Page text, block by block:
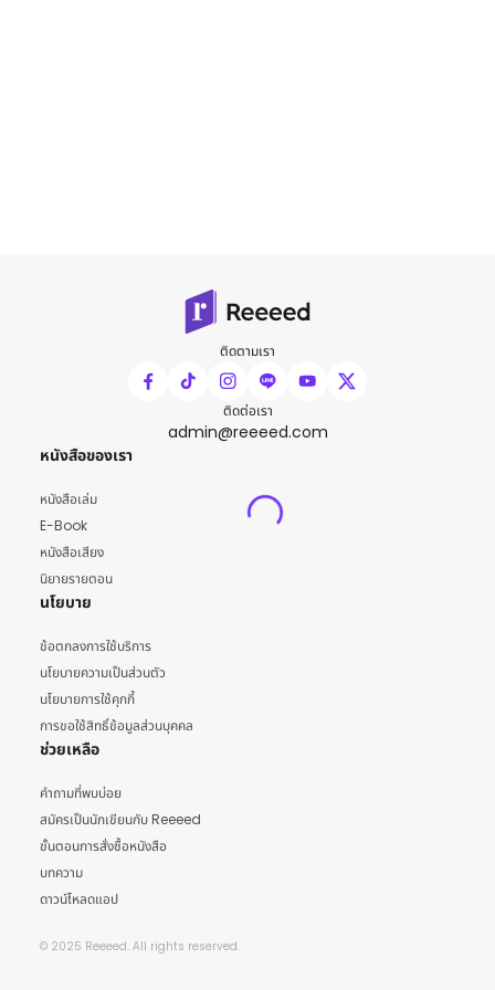
ติดตามเรา
ติดต่อเรา
admin@reeeed.com
หนังสือของเรา
หนังสือเล่ม
E-Book
หนังสือเสียง
นิยายรายตอน
นโยบาย
ข้อตกลงการใช้บริการ
นโยบายความเป็นส่วนตัว
นโยบายการใช้คุกกี้
การขอใช้สิทธิ์ข้อมูลส่วนบุคคล
ช่วยเหลือ
คำถามที่พบบ่อย
สมัครเป็นนักเขียนกับ Reeeed
ขั้นตอนการสั่งซื้อหนังสือ
บทความ
ดาวน์โหลดแอป
© 2025 Reeeed. All rights reserved.